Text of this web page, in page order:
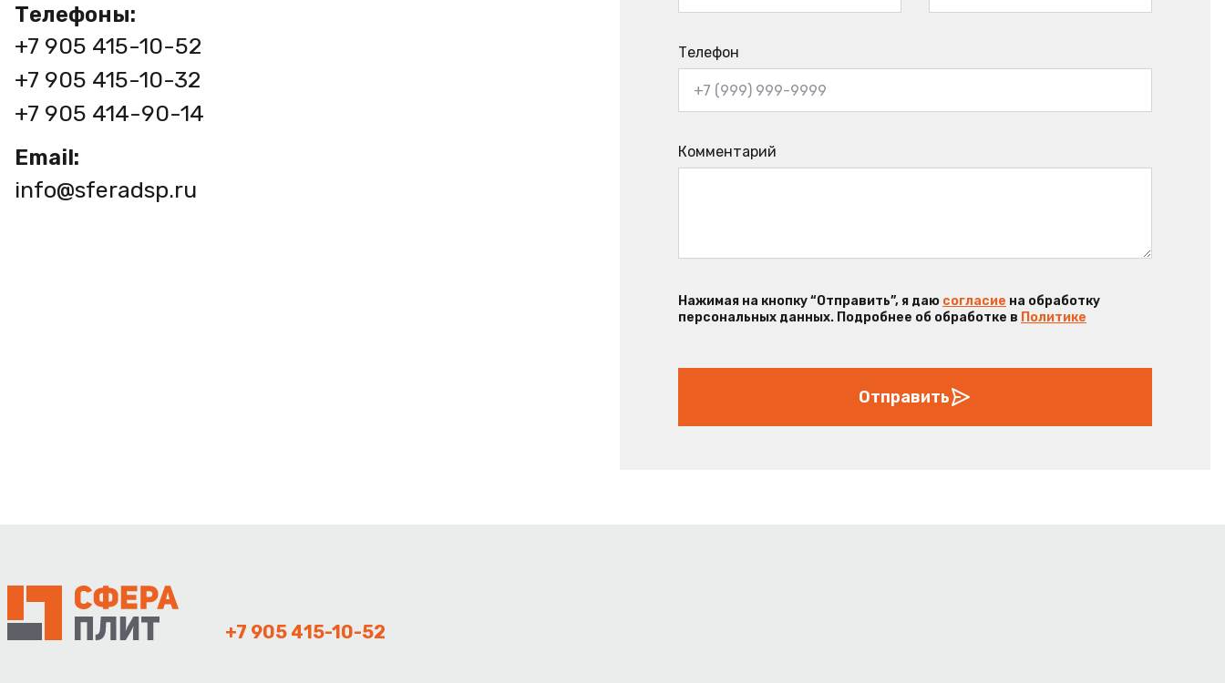
Телефоны:
+7 905 415-10-52
+7 905 415-10-32
+7 905 414-90-14
Email:
info@sferadsp.ru
Телефон
Комментарий
Нажимая на кнопку “Отправить”, я даю согласие на обработку
персональных данных. Подробнее об обработке в Политике
Отправить
+7 905 415-10-52